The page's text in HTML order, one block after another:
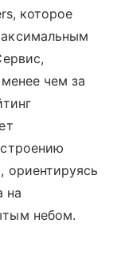
которое
чем за
ориентируясь
на
небом.